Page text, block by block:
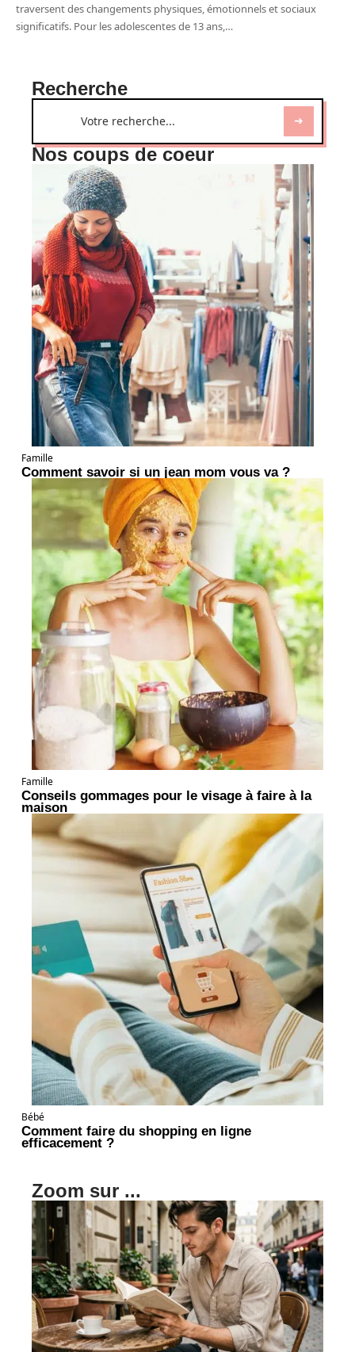
traversent des changements physiques, émotionnels et sociaux
significatifs. Pour les adolescentes de 13 ans,…
Recherche
Nos coups de coeur
Famille
Comment savoir si un jean mom vous va ?
Famille
Conseils gommages pour le visage à faire à la
maison
Bébé
Comment faire du shopping en ligne
efficacement ?
Zoom sur ...